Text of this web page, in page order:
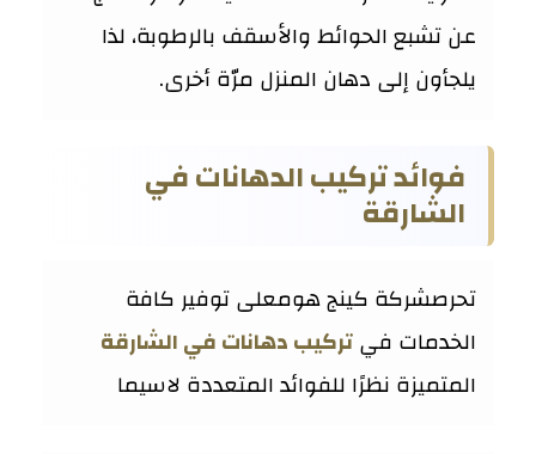
عن تشبع الحوائط والأسقف بالرطوبة، لذا
يلجأون إلى دهان المنزل مرّة أخرى.
فوائد تركيب الدهانات في
الشارقة
تحرصشركة كينج هومعلى توفير كافة
الخدمات فيتركيب دهانات في الشارقة
المتميزة نظرًا للفوائد المتعددة لاسيما